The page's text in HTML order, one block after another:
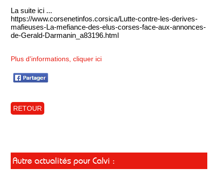
La suite ici ...
https://www.corsenetinfos.corsica/Lutte-contre-les-derives-
mafieuses-La-mefiance-des-elus-corses-face-aux-annonces-
de-Gerald-Darmanin_a83196.html
Plus d'informations, cliquer ici
RETOUR
Autre actualités pour Calvi :